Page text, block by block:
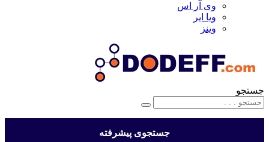
وی آر اس
ویا ایر
وینز
جستجو
جستجوی پیشرفته